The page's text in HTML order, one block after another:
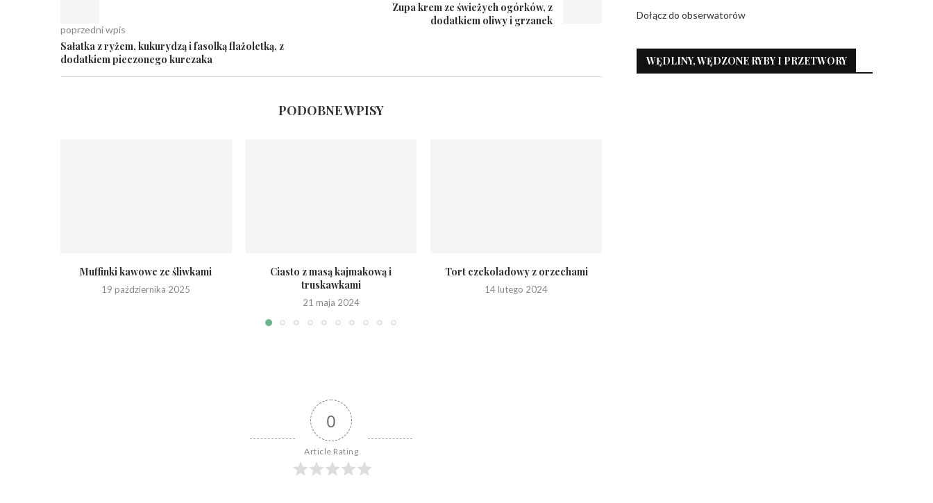
poprzedni wpis
Sałatka z ryżem, kukurydzą i fasolką flażoletką, z
dodatkiem pieczonego kurczaka
Zupa krem ze świeżych ogórków, z
dodatkiem oliwy i grzanek
PODOBNE WPISY
Muffinki kawowe ze śliwkami
19 października 2025
Ciasto z masą kajmakową i
truskawkami
21 maja 2024
Tort czekoladowy z orzechami
14 lutego 2024
0
Article Rating
Dołącz do obserwatorów
WĘDLINY, WĘDZONE RYBY I PRZETWORY